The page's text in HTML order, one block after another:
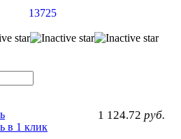
13725
1 124.72 руб.
в 1 клик